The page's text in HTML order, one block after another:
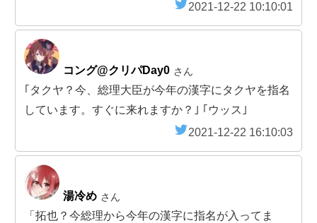
2021-12-22 10:10:01
コング@クリパDay0 さん
｢タクヤ？今、総理大臣が今年の漢字にタクヤを指名
しています。すぐに来れますか？｣ ｢ウッス｣
2021-12-22 16:10:03
湯冷め さん
「拓也？今総理から今年の漢字に指名が入ってま